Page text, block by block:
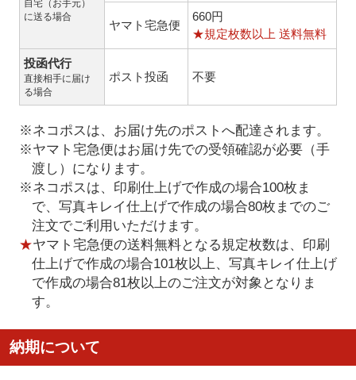
自宅（お手元）
に送る場合
ヤマト宅急便
660円
★規定枚数以上 送料無料
投函代行
直接相手に届け
る場合
ポスト投函 不要
※ネコポスは、お届け先のポストへ配達されます。
※ヤマト宅急便はお届け先での受領確認が必要（手
渡し）になります。
※ネコポスは、印刷仕上げで作成の場合100枚ま
で、写真キレイ仕上げで作成の場合80枚までのご
注文でご利用いただけます。
★ヤマト宅急便の送料無料となる規定枚数は、印刷
仕上げで作成の場合101枚以上、写真キレイ仕上げ
で作成の場合81枚以上のご注文が対象となりま
す。
納期について